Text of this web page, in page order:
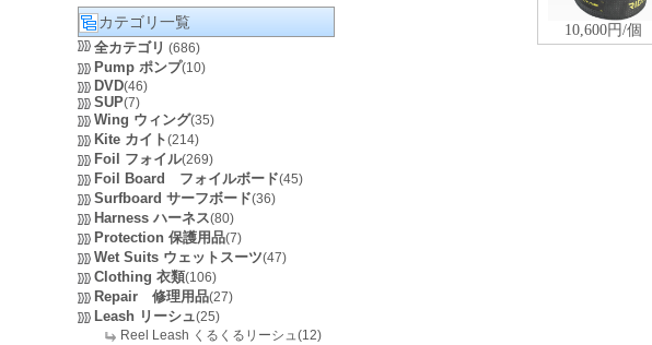
カテゴリ一覧
全カテゴリ (686)
Pump ポンプ(10)
DVD(46)
SUP(7)
Wing ウィング(35)
Kite カイト(214)
Foil フォイル(269)
Foil Board フォイルボード(45)
Surfboard サーフボード(36)
Harness ハーネス(80)
Protection 保護用品(7)
Wet Suits ウェットスーツ(47)
Clothing 衣類(106)
Repair 修理用品(27)
Leash リーシュ(25)
Reel Leash くるくるリーシュ(12)